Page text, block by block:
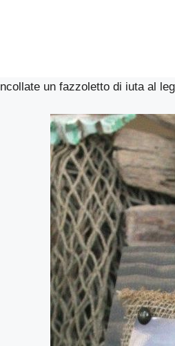
Incollate un fazzoletto di iuta al